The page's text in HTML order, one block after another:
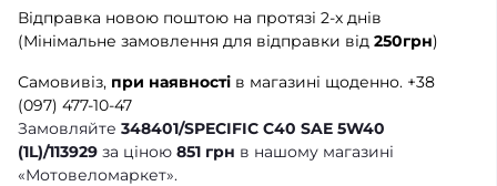
Відправка новою поштою на протязі 2-х днів
(Мінімальне замовлення для відправки від 250грн)
Самовивіз, при наявності в магазині щоденно. +38
(097) 477-10-47
Замовляйте 348401/SPECIFIC C40 SAE 5W40
(1L)/113929 за ціною 851 грн в нашому магазині
«Мотовеломаркет».